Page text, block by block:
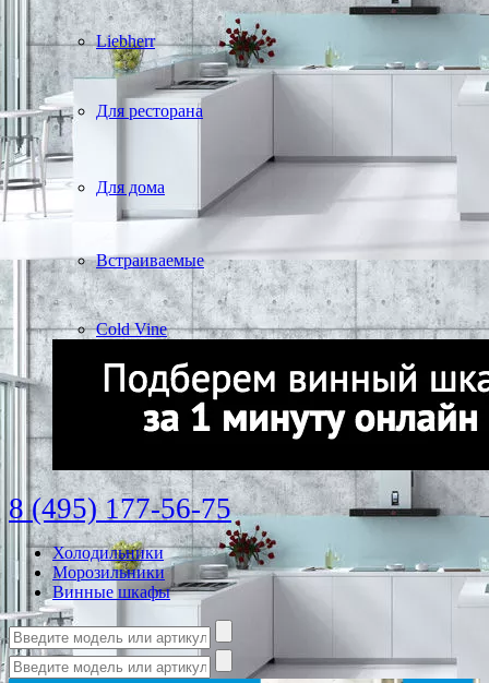
Liebherr
Для ресторана
Для дома
Встраиваемые
Cold Vine
8 (495) 177-56-75
Холодильники
Морозильники
Винные шкафы